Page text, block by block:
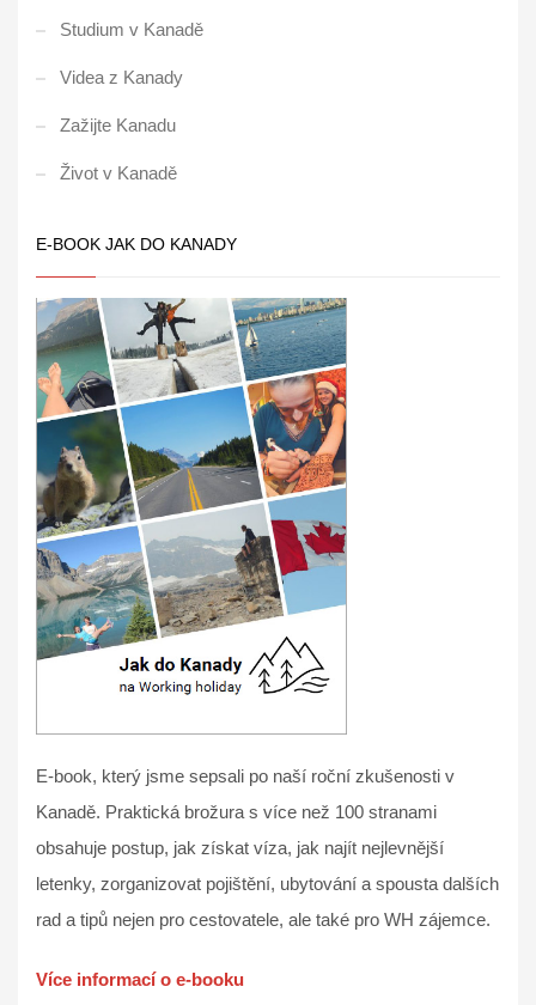
Studium v Kanadě
Videa z Kanady
Zažijte Kanadu
Život v Kanadě
E-BOOK JAK DO KANADY
E-book, který jsme sepsali po naší roční zkušenosti v
Kanadě. Praktická brožura s více než 100 stranami
obsahuje postup, jak získat víza, jak najít nejlevnější
letenky, zorganizovat pojištění, ubytování a spousta dalších
rad a tipů nejen pro cestovatele, ale také pro WH zájemce.
Více informací o e-booku